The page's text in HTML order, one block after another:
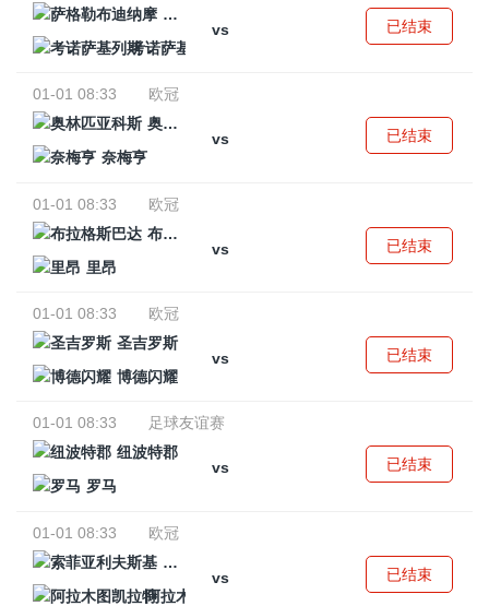
萨格勒布迪纳摩
vs
考诺萨基列斯
已结束
01-01 08:33
欧冠
奥林匹亚科斯
vs
奈梅亨
已结束
01-01 08:33
欧冠
布拉格斯巴达
vs
里昂
已结束
01-01 08:33
欧冠
圣吉罗斯
vs
博德闪耀
已结束
01-01 08:33
足球友谊赛
纽波特郡
vs
罗马
已结束
01-01 08:33
欧冠
索菲亚利夫斯基
vs
阿拉木图凯拉特
已结束